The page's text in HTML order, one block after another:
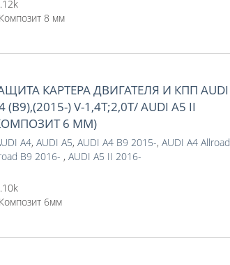
Композит 8 мм
КАРТЕРА ДВИГАТЕЛЯ И КПП AUDI
(В9),(2015-) V-1,4T;2,0T/ AUDI A5 II
6 ММ)
A4, AUDI A5, AUDI A4 B9 2015-, AUDI A4 Allroad
B9 2016- , AUDI A5 II 2016-
Композит 6мм